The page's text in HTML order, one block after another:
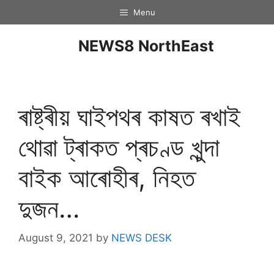
Menu
NEWS8 NorthEast
ৰাষ্ট্ৰীয় ঘাইপথৰ কাষত ৰখাই
থোৱা ট্ৰাকত প্ৰচণ্ড খুন্দা
বাইক আৰোহীৰ, নিহত
দুজন…
August 9, 2021 by NEWS DESK